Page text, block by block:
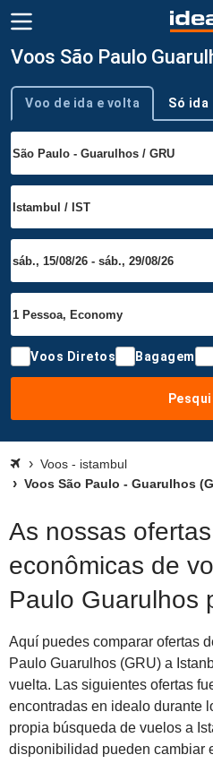
Voos São Paulo
Tipo de viagem
Voo de ida e volta Só ida
Voos Diretos Bagagem
Voos - istambul
Voos São Paulo - Guarulhos
As nossas
econômicas de
Paulo Guarulhos
Aquí puedes comparar ofertas
Paulo Guarulhos (GRU) a
vuelta. Las siguientes ofertas
encontradas en idealo durante
propia búsqueda de vuelos a
disponibilidad pueden cambiar